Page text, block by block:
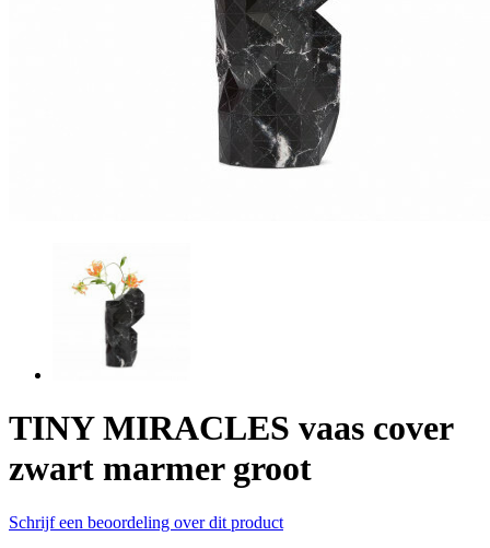
TINY MIRACLES vaas cover
zwart marmer groot
Schrijf een beoordeling over dit product